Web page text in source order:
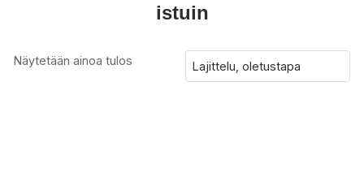
istuin
Näytetään ainoa tulos